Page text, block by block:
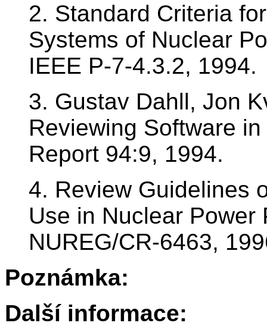
2. Standard Criteria
Systems of Nuclear
IEEE P-7-4.3.2, 1994.
3. Gustav Dahll, Jon
Reviewing Software
Report 94:9, 1994.
4. Review Guidelines
Use in Nuclear Power
NUREG/CR-6463,
Poznámka:
Další informace: